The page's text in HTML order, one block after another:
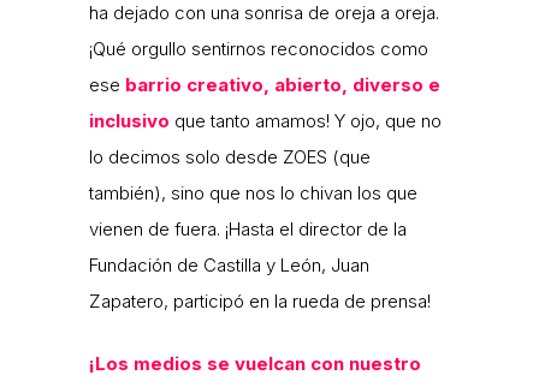
ha dejado con una sonrisa de oreja a oreja.
¡Qué orgullo sentirnos reconocidos como
ese barrio creativo, abierto, diverso e
inclusivo que tanto amamos! Y ojo, que no
lo decimos solo desde ZOES (que
también), sino que nos lo chivan los que
vienen de fuera. ¡Hasta el director de la
Fundación de Castilla y León, Juan
Zapatero, participó en la rueda de prensa!
¡Los medios se vuelcan con nuestro